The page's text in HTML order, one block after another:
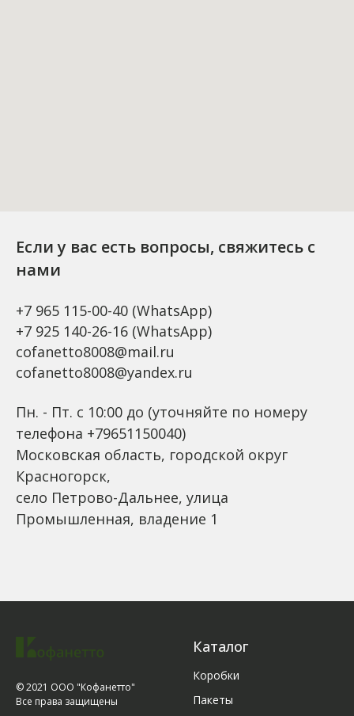
Если у вас есть вопросы, свяжитесь с
нами
+7 965 115-00-40 (WhatsApp)
+7 925 140-26-16 (WhatsApp)
cofanetto8008@mail.ru
cofanetto8008@yandex.ru
Пн. - Пт. с 10:00 до (уточняйте по номеру
телефона +79651150040)
Московская область, городской округ
Красногорск,
село Петрово-Дальнее, улица
Промышленная, владение 1
© 2021 ООО "Кофанетто"
Все права защищены
Каталог
Коробки
Пакеты